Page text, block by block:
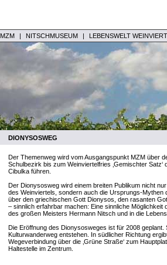
MZM | NITSCHMUSEUM | LEBENSWELT
DIONYSOSWEG
Der Themenweg wird vom Ausgangspunkt MZM über
Schulbezirk bis zum Weinviertelfries ‚Gemischter
Cibulka führen.
Der Dionysosweg wird einem breiten Publikum nicht
des Weinviertels, sondern auch die Ursprungs-Mythen
über den griechischen Gott Dionysos, den rasanten
– sinnlich erfahrbar machen: Eine sinnliche Möglichkeit
des großen Meisters Hermann Nitsch und in die
Die Eröffnung des Dionysosweges ist für 2008 geplant.
Kulturwanderweg entstehen. In südlicher Richtung
Wegeverbindung über die ‚Grüne Straße‘ zum
Haltestelle im Zentrum.